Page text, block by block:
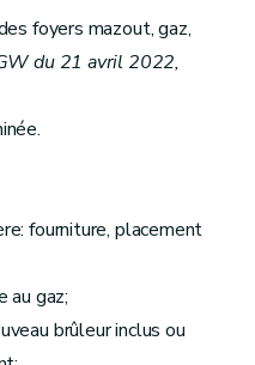
foyers mazout, gaz,
du 21 avril 2022,
fourniture, placement
au gaz;
brûleur inclus ou